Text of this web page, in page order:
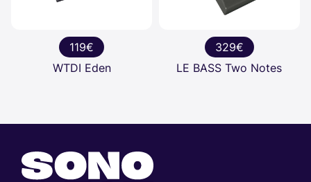
119€
WTDI Eden
329€
LE BASS Two Notes